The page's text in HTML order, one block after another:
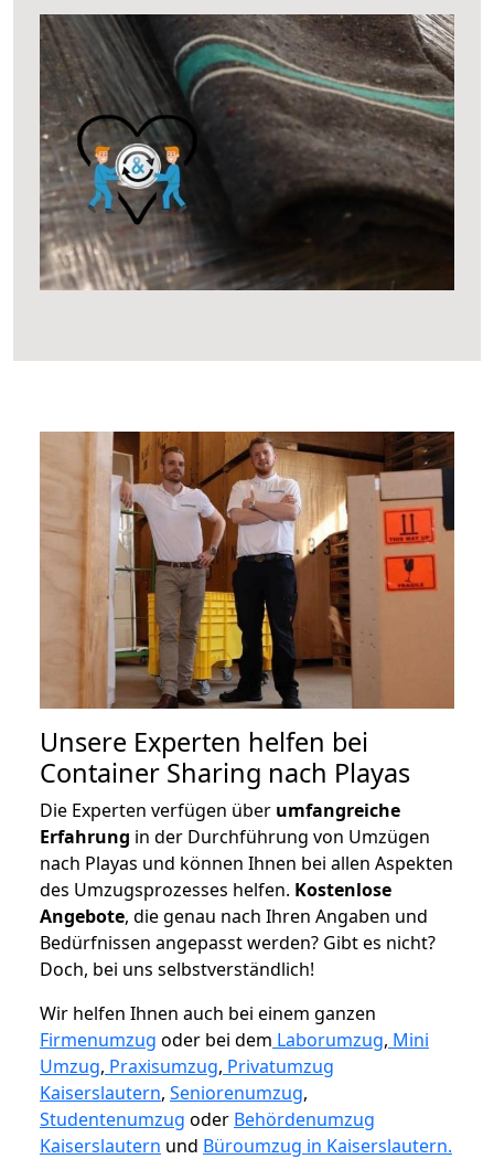
Unsere Experten helfen bei
Container Sharing nach Playas
Die Experten verfügen über umfangreiche
Erfahrung in der Durchführung von Umzügen
nach Playas und können Ihnen bei allen Aspekten
des Umzugsprozesses helfen. Kostenlose
Angebote, die genau nach Ihren Angaben und
Bedürfnissen angepasst werden? Gibt es nicht?
Doch, bei uns selbstverständlich!
Wir helfen Ihnen auch bei einem ganzen
Firmenumzug oder bei dem Laborumzug, Mini
Umzug, Praxisumzug, Privatumzug
Kaiserslautern, Seniorenumzug,
Studentenumzug oder Behördenumzug
Kaiserslautern und Büroumzug in Kaiserslautern.